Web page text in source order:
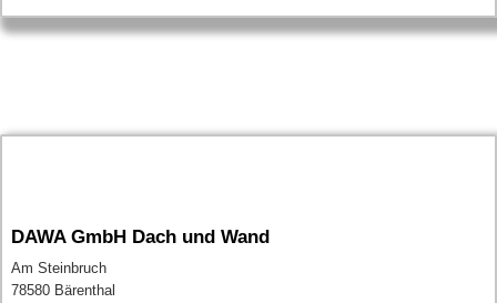
DAWA GmbH Dach und Wand
Am Steinbruch
78580 Bärenthal